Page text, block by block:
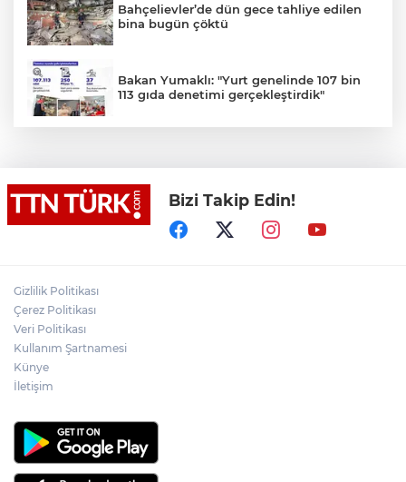
Bahçelievler’de dün gece tahliye edilen
bina bugün çöktü
Bakan Yumaklı: "Yurt genelinde 107 bin
113 gıda denetimi gerçekleştirdik"
ziyaret
Muharrem İnce’den Nâzım Hikmet
göndermeli paylaşım: Vatan hainliğine
Osman Gazi platformu Eylül'de göreve
Bizi Takip Edin!
Gizlilik Politikası
Çerez Politikası
Veri Politikası
Kullanım Şartnamesi
Künye
İletişim